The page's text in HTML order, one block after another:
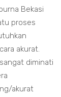
Bekasi
proses
akurat.
diminati
akurat